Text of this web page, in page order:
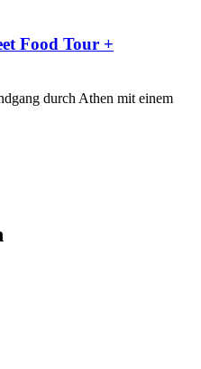
Food Tour +
durch Athen mit einem